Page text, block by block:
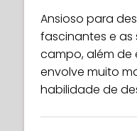
Ansioso para
fascinantes e
campo, além de
envolve muito
habilidade de